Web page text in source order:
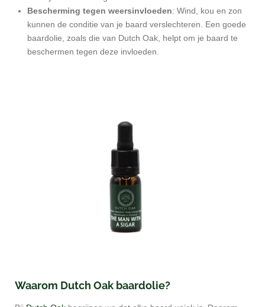
Bescherming tegen weersinvloeden: Wind, kou en zon
kunnen de conditie van je baard verslechteren. Een goede
baardolie, zoals die van Dutch Oak, helpt om je baard te
beschermen tegen deze invloeden.
Waarom Dutch Oak baardolie?